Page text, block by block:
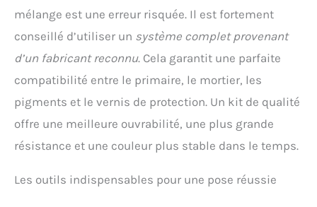
mélange est une erreur risquée. Il est fortement
conseillé d’utiliser un système complet provenant
d’un fabricant reconnu. Cela garantit une parfaite
compatibilité entre le primaire, le mortier, les
pigments et le vernis de protection. Un kit de qualité
offre une meilleure ouvrabilité, une plus grande
résistance et une couleur plus stable dans le temps.
Les outils indispensables pour une pose réussie